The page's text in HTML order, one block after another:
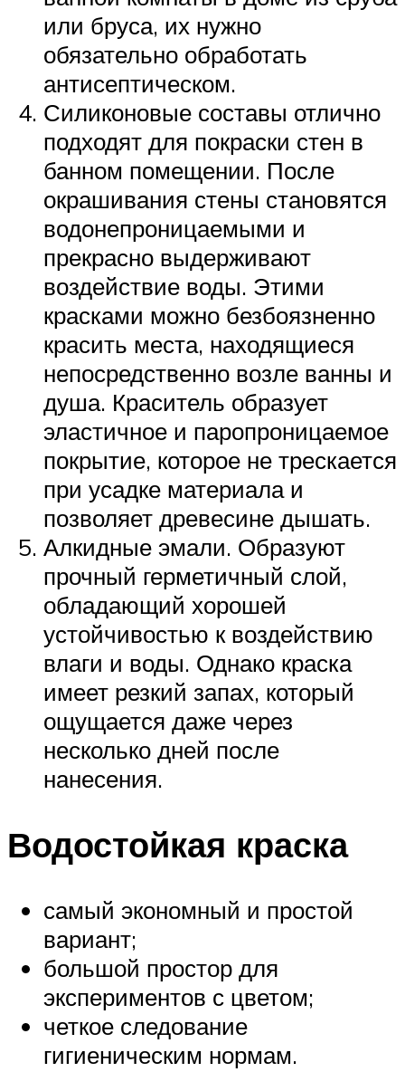
или бруса, их нужно
обязательно обработать
антисептическом.
Силиконовые составы отлично
подходят для покраски стен в
банном помещении. После
окрашивания стены становятся
водонепроницаемыми и
прекрасно выдерживают
воздействие воды. Этими
красками можно безбоязненно
красить места, находящиеся
непосредственно возле ванны и
душа. Краситель образует
эластичное и паропроницаемое
покрытие, которое не трескается
при усадке материала и
позволяет древесине дышать.
Алкидные эмали. Образуют
прочный герметичный слой,
обладающий хорошей
устойчивостью к воздействию
влаги и воды. Однако краска
имеет резкий запах, который
ощущается даже через
несколько дней после
нанесения.
Водостойкая краска
самый экономный и простой
вариант;
большой простор для
экспериментов с цветом;
четкое следование
гигиеническим нормам.